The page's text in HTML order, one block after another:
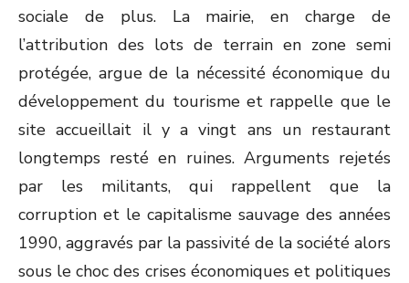
sociale de plus. La mairie, en charge de
l’attribution des lots de terrain en zone semi
protégée, argue de la nécessité économique du
développement du tourisme et rappelle que le
site accueillait il y a vingt ans un restaurant
longtemps resté en ruines. Arguments rejetés
par les militants, qui rappellent que la
corruption et le capitalisme sauvage des années
1990, aggravés par la passivité de la société alors
sous le choc des crises économiques et politiques